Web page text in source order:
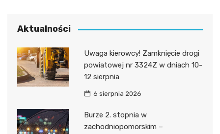
Aktualności
Uwaga kierowcy! Zamknięcie drogi
powiatowej nr 3324Z w dniach 10-
12 sierpnia
6 sierpnia 2026
Burze 2. stopnia w
zachodniopomorskim –